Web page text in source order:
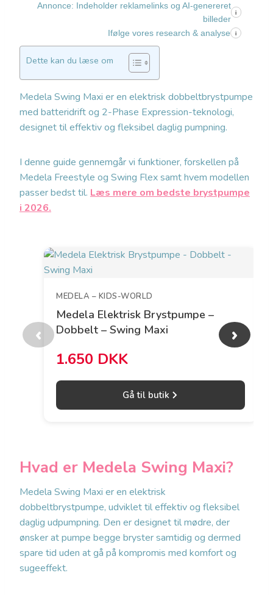
Annonce: Indeholder reklamelinks og AI-genereret
billeder
i
Ifølge vores research & analyse i
Dette kan du læse om
Medela Swing Maxi er en elektrisk dobbeltbrystpumpe
med batteridrift og 2-Phase Expression-teknologi,
designet til effektiv og fleksibel daglig pumpning.
I denne guide gennemgår vi funktioner, forskellen på
Medela Freestyle og Swing Flex samt hvem modellen
passer bedst til. Læs mere om bedste brystpumpe
i 2026.
‹ ›
MEDELA – KIDS-WORLD
Medela Elektrisk Brystpumpe –
Dobbelt – Swing Maxi
1.650 DKK
Gå til butik
Hvad er Medela Swing Maxi?
Medela Swing Maxi er en elektrisk
dobbeltbrystpumpe, udviklet til effektiv og fleksibel
daglig udpumpning. Den er designet til mødre, der
ønsker at pumpe begge bryster samtidig og dermed
spare tid uden at gå på kompromis med komfort og
sugeeffekt.